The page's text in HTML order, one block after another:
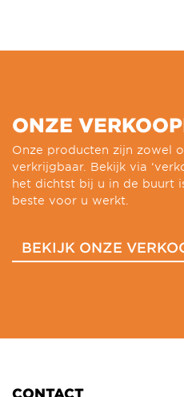
ONZE
Onze producten zijn zowel
verkrijgbaar. Bekijk via
het dichtst bij u in de buurt
beste voor u werkt.
BEKIJK ONZE
CONTACT